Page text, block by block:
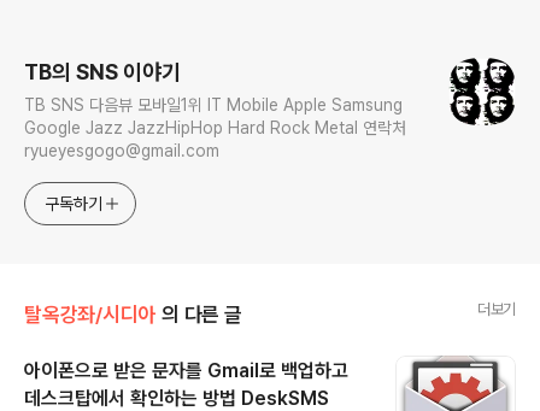
TB의 SNS 이야기
TB SNS 다음뷰 모바일1위 IT Mobile Apple Samsung
Google Jazz JazzHipHop Hard Rock Metal 연락처
ryueyesgogo@gmail.com
구독하기
탈옥강좌/시디아 의 다른 글 더보기
아이폰으로 받은 문자를 Gmail로 백업하고
데스크탑에서 확인하는 방법 DeskSMS